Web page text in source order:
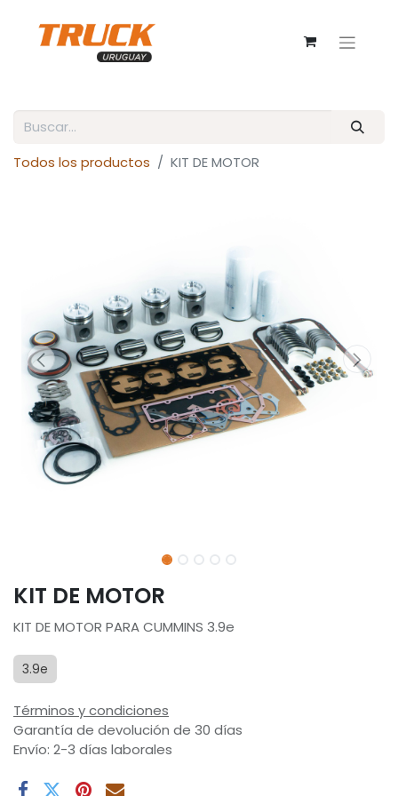
Todos los productos KIT DE MOTOR
KIT DE MOTOR
KIT DE MOTOR PARA CUMMINS 3.9e
3.9e
Términos y condiciones
Garantía de devolución de 30 días
Envío: 2-3 días laborales